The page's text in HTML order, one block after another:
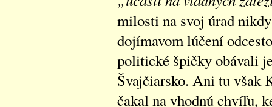
milosti na svoj úrad
dojímavom lúčení
politické špičky obávali
Švajčiarsko. Ani tu však
čakal na vhodnú chvíľu,